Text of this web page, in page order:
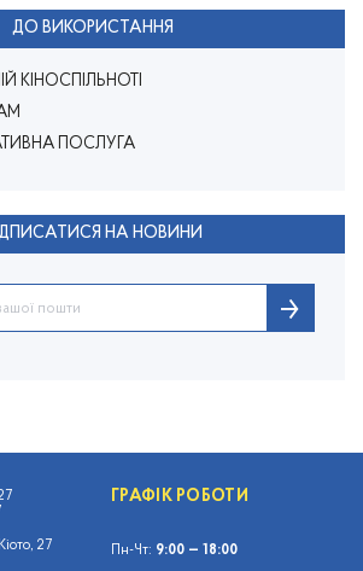
ДО ВИКОРИСТАННЯ
КІНОСПІЛЬНОТІ
ПОСЛУГА
НА НОВИНИ
27
ГРАФІК РОБОТИ
Пн-Чт: 9:00 — 18:00